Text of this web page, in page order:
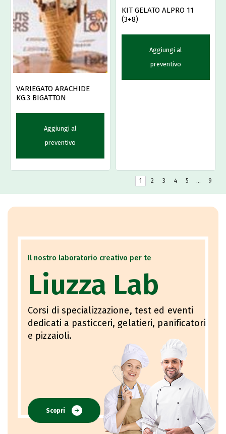
VARIEGATO ARACHIDE
KG.3 BIGATTON
Aggiungi al
preventivo
KIT GELATO ALPRO 11
(3+8)
Aggiungi al
preventivo
1 2 3 4 5 … 9
Il nostro laboratorio creativo per te
Liuzza Lab
Corsi di specializzazione, test ed eventi
dedicati a pasticceri, gelatieri, panificatori
e pizzaioli.
Scopri